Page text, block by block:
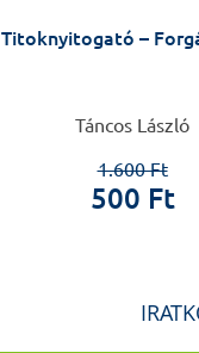
Titoknyitogató –
Táncos László
1.600 Ft
500 Ft